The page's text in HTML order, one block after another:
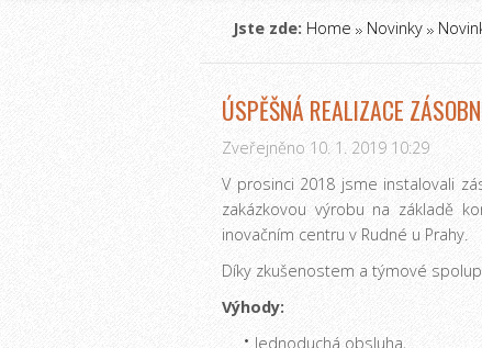
Jste zde: Home Novinky
ÚSPĚŠNÁ REALIZACE
Zveřejněno 10. 1. 2019 10:29
V prosinci 2018 jsme instalovali
zakázkovou výrobu na základě
inovačním centru v Rudné u Prahy.
Díky zkušenostem a týmové
Výhody:
Jednoduchá obsluha,